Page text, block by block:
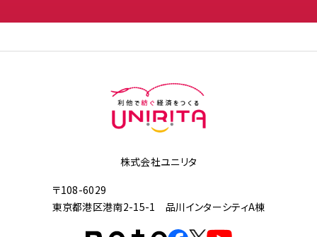
株式会社ユニリタ
〒108-6029
東京都港区港南2-15-1 品川インターシティA棟